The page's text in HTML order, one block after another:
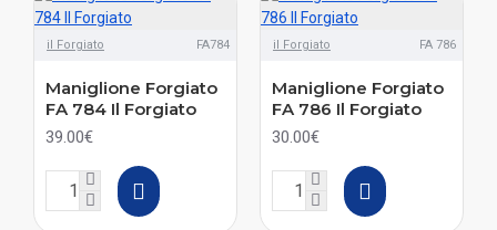
il Forgiato FA784
Maniglione Forgiato
FA 784 Il Forgiato
39.00€
il Forgiato FA 786
Maniglione Forgiato
FA 786 Il Forgiato
30.00€